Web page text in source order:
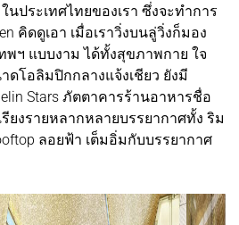
ประเทศไทยของเรา ซึ่งจะทำการ
คิดดูเอา เมื่อเราวิ่งบนลู่วิ่งก็มอง
พฯ แบบงาม ได้ทั้งสุขภาพกาย ใจ
โอลิมปิกกลางแจ้งเชียว ยังมี
Stars ภัตตาคารร้านอาหารชื่อ
ยงรายหลากหลายบรรยากาศทั้ง ริม
ลอยฟ้า เต็มอิ่มกับบรรยากาศ